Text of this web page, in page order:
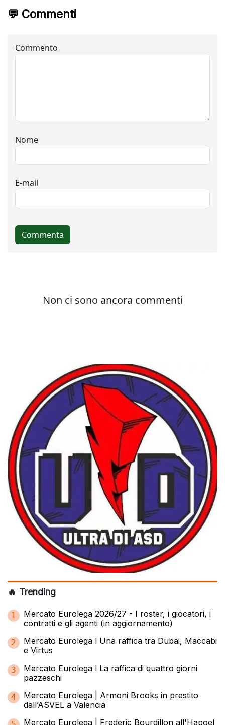
💬 Commenti
🔥 Trending
1
Mercato Eurolega 2026/27 - I roster, i giocatori, i
contratti e gli agenti (in aggiornamento)
2
Mercato Eurolega l Una raffica tra Dubai, Maccabi
e Virtus
3
Mercato Eurolega l La raffica di quattro giorni
pazzeschi
4
Mercato Eurolega | Armoni Brooks in prestito
dall’ASVEL a Valencia
Mercato Eurolega | Frederic Bourdillon all'Hapoel